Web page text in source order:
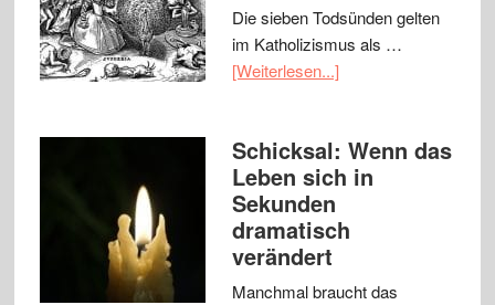
Die sieben Todsünden gelten
im Katholizismus als …
[Weiterlesen...]
Schicksal: Wenn das
Leben sich in
Sekunden
dramatisch
verändert
Manchmal braucht das